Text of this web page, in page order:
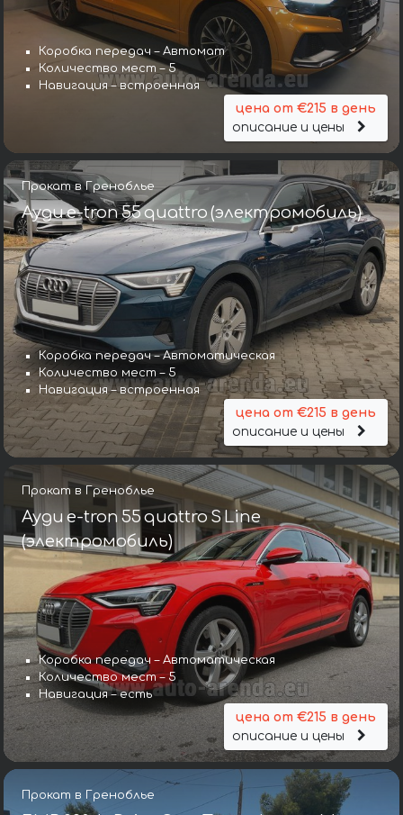
Коробка передач – Автомат
Количество мест – 5
Навигация – встроенная
цена от €215 в день
описание и цены
Прокат в Греноблье
Ауди e-tron 55 quattro (электромобиль)
Коробка передач – Автоматическая
Количество мест – 5
Навигация – встроенная
цена от €215 в день
описание и цены
Прокат в Греноблье
Ауди e-tron 55 quattro S Line
(электромобиль)
Коробка передач – Автоматическая
Количество мест – 5
Навигация – есть
цена от €215 в день
описание и цены
Прокат в Греноблье